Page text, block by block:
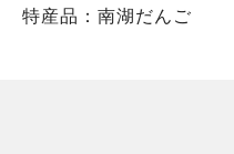
特産品：南湖だんご